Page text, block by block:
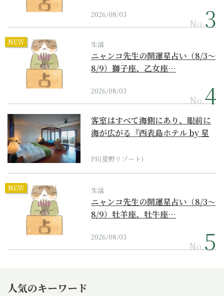
2026/08/03
No.
NEW 生活
ニャンコ先生の開運星占い（8/3～
8/9）獅子座、乙女座…
2026/08/03
No.
客室はすべて海側にあり、眼前に
海が広がる『西表島ホテル by 星
PR(星野リゾート)
NEW 生活
ニャンコ先生の開運星占い（8/3～
8/9）牡羊座、牡牛座…
2026/08/03
No.
人気のキーワード